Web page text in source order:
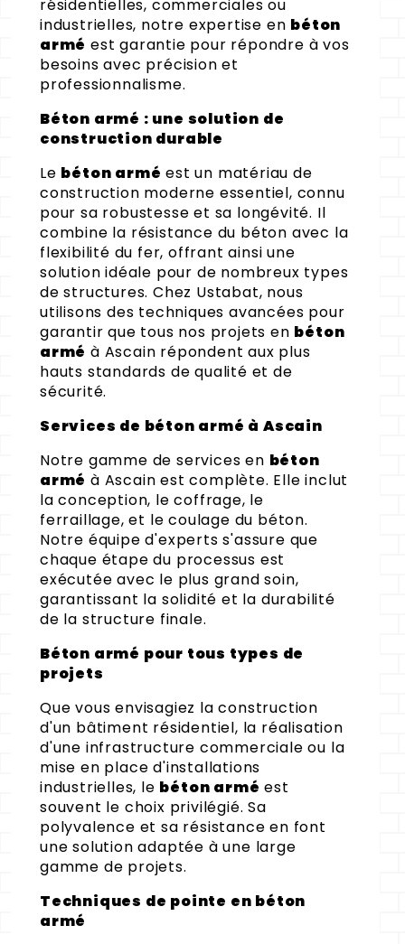
résidentielles, commerciales ou
industrielles, notre expertise en béton
armé est garantie pour répondre à vos
besoins avec précision et
professionnalisme.
Béton armé : une solution de
construction durable
Le béton armé est un matériau de
construction moderne essentiel, connu
pour sa robustesse et sa longévité. Il
combine la résistance du béton avec la
flexibilité du fer, offrant ainsi une
solution idéale pour de nombreux types
de structures. Chez Ustabat, nous
utilisons des techniques avancées pour
garantir que tous nos projets en béton
armé à Ascain répondent aux plus
hauts standards de qualité et de
sécurité.
Services de béton armé à Ascain
Notre gamme de services en béton
armé à Ascain est complète. Elle inclut
la conception, le coffrage, le
ferraillage, et le coulage du béton.
Notre équipe d'experts s'assure que
chaque étape du processus est
exécutée avec le plus grand soin,
garantissant la solidité et la durabilité
de la structure finale.
Béton armé pour tous types de
projets
Que vous envisagiez la construction
d'un bâtiment résidentiel, la réalisation
d'une infrastructure commerciale ou la
mise en place d'installations
industrielles, le béton armé est
souvent le choix privilégié. Sa
polyvalence et sa résistance en font
une solution adaptée à une large
gamme de projets.
Techniques de pointe en béton
armé